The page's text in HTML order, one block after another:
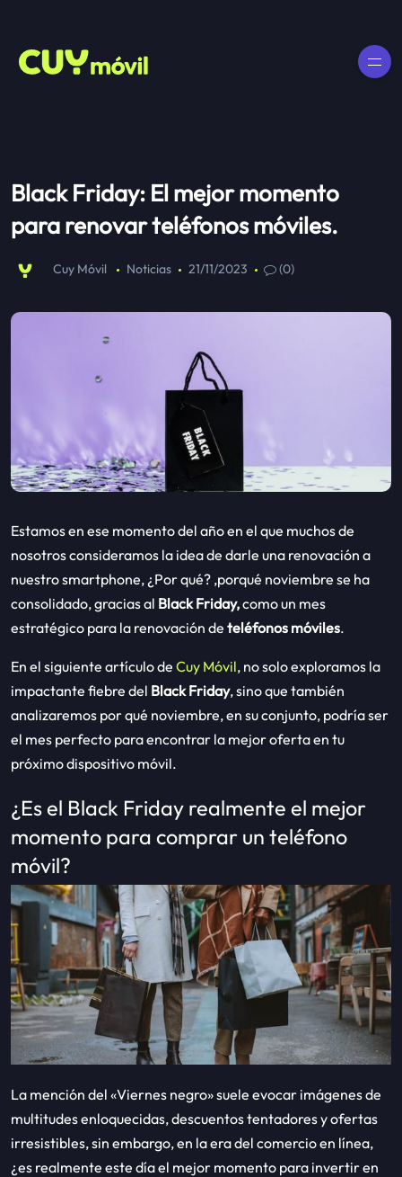
Black Friday: El mejor momento
para renovar teléfonos móviles.
Cuy Móvil Noticias 21/11/2023 (0)
Estamos en ese momento del año en el que muchos de
nosotros consideramos la idea de darle una renovación a
nuestro smartphone, ¿Por qué? ,porqué noviembre se ha
consolidado, gracias al Black Friday,como un mes
estratégico para la renovación de teléfonos móviles.
En el siguiente artículo de Cuy Móvil, no solo exploramos la
impactante fiebre del Black Friday, sino que también
analizaremos por qué noviembre, en su conjunto, podría ser
el mes perfecto para encontrar la mejor oferta en tu
próximo dispositivo móvil.
¿Es el Black Friday realmente el mejor
momento para comprar un teléfono
móvil?
La mención del «Viernes negro» suele evocar imágenes de
multitudes enloquecidas, descuentos tentadores y ofertas
irresistibles, sin embargo, en la era del comercio en línea,
¿es realmente este día el mejor momento para invertir en